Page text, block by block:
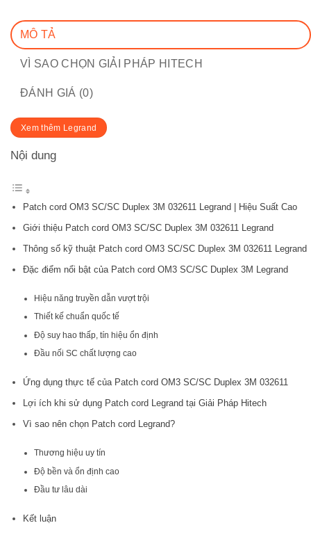
MÔ TẢ
VÌ SAO CHỌN GIẢI PHÁP HITECH
ĐÁNH GIÁ (0)
Xem thêm Legrand
Nội dung
Patch cord OM3 SC/SC Duplex 3M 032611 Legrand | Hiệu Suất Cao
Giới thiệu Patch cord OM3 SC/SC Duplex 3M 032611 Legrand
Thông số kỹ thuật Patch cord OM3 SC/SC Duplex 3M 032611 Legrand
Đặc điểm nổi bật của Patch cord OM3 SC/SC Duplex 3M Legrand
Hiệu năng truyền dẫn vượt trội
Thiết kế chuẩn quốc tế
Độ suy hao thấp, tín hiệu ổn định
Đầu nối SC chất lượng cao
Ứng dụng thực tế của Patch cord OM3 SC/SC Duplex 3M 032611
Lợi ích khi sử dụng Patch cord Legrand tại Giải Pháp Hitech
Vì sao nên chọn Patch cord Legrand?
Thương hiệu uy tín
Độ bền và ổn định cao
Đầu tư lâu dài
Kết luận